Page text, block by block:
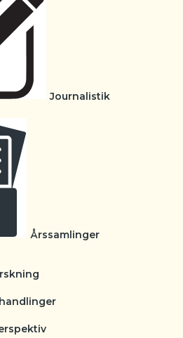
Journalistik
Årssamlinger